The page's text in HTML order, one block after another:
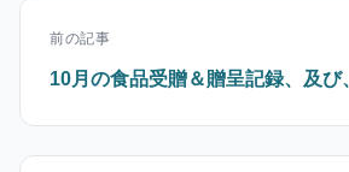
前の記事
10月の食品受贈＆贈呈記録、及び